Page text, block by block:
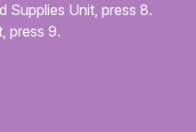
Supplies Unit, press 8.
press 9.